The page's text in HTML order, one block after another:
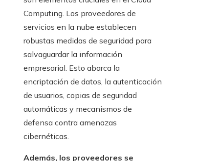
Computing. Los proveedores de
servicios en la nube establecen
robustas medidas de seguridad para
salvaguardar la información
empresarial. Esto abarca la
encriptación de datos, la autenticación
de usuarios, copias de seguridad
automáticas y mecanismos de
defensa contra amenazas
cibernéticas.
Además, los proveedores se